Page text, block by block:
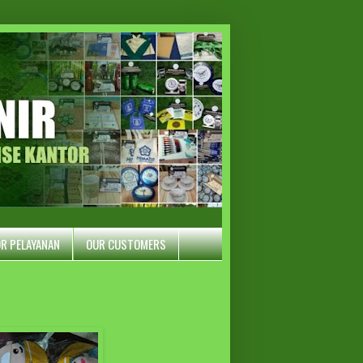
PELAYANAN OUR CUSTOMERS